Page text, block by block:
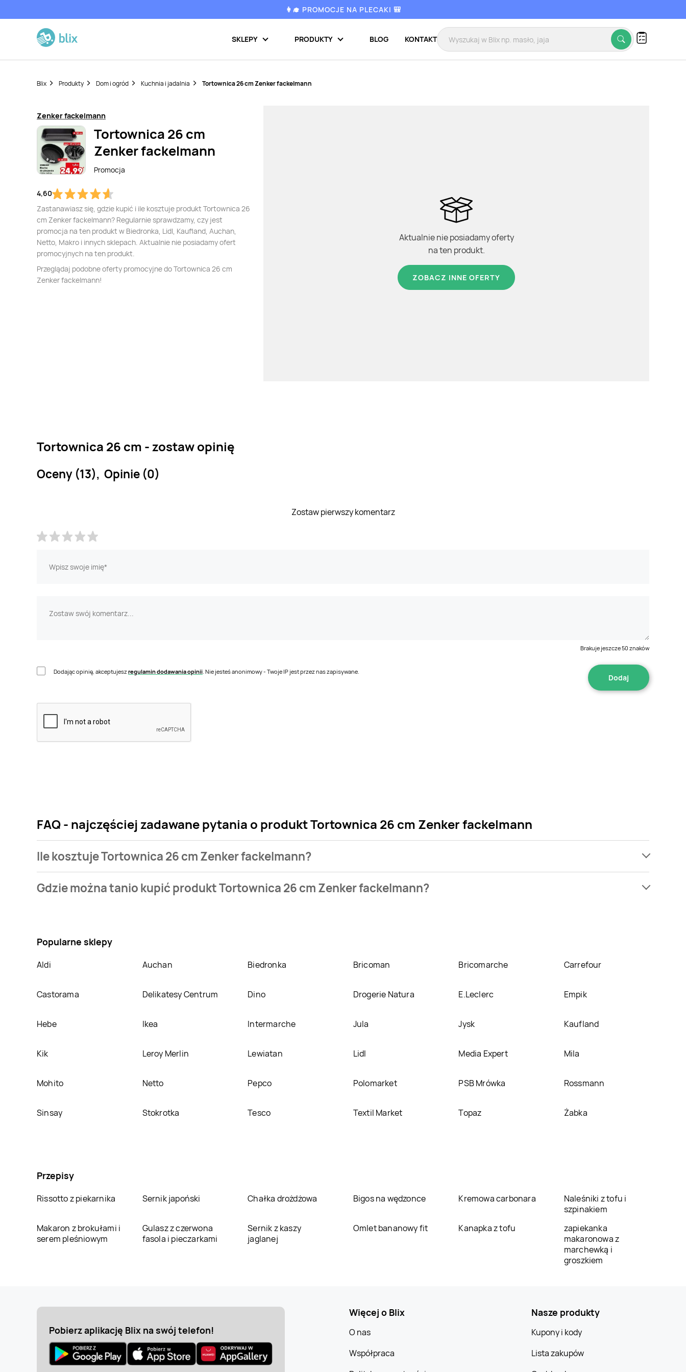
👩‍🎓 PROMOCJE NA PLECAKI 🎒
SKLEPY PRODUKTY BLOG KONTAKT
Blix Produkty Dom i ogród Kuchnia i jadalnia Tortownica 26 cm Zenker fackelmann
Zenker fackelmann
Tortownica 26 cm
Zenker fackelmann
Promocja
4,60
Zastanawiasz się, gdzie kupić i ile kosztuje produkt Tortownica 26
cm Zenker fackelmann? Regularnie sprawdzamy, czy jest
promocja na ten produkt w Biedronka, Lidl, Kaufland, Auchan,
Netto, Makro i innych sklepach. Aktualnie nie posiadamy ofert
promocyjnych na ten produkt.
Przeglądaj podobne oferty promocyjne do Tortownica 26 cm
Zenker fackelmann!
Aktualnie nie posiadamy oferty
na ten produkt.
ZOBACZ INNE OFERTY
Tortownica 26 cm - zostaw opinię
Oceny (13), Opinie (0)
Zostaw pierwszy komentarz
Brakuje jeszcze50 znaków
Dodając opinię, akceptujeszregulamin dodawania opinii . Nie jesteś anonimowy - Twoje IP jest przez nas zapisywane.
FAQ - najczęściej zadawane pytania o produkt Tortownica 26 cm Zenker fackelmann
Ile kosztuje Tortownica 26 cm Zenker fackelmann?
26 cm Zenker fackelmann kosztuje od 24,99 zł.
Gdzie można tanio kupić produkt Tortownica 26 cm Zenker fackelmann?
Popularne sklepy
Aldi Auchan Biedronka Bricoman Bricomarche Carrefour
Castorama Delikatesy Centrum Dino Drogerie Natura E.Leclerc Empik
Hebe Ikea Intermarche Jula Jysk Kaufland
Kik Leroy Merlin Lewiatan Lidl Media Expert Mila
Mohito Netto Pepco Polomarket PSB Mrówka Rossmann
Sinsay Stokrotka Tesco Textil Market Topaz Żabka
Przepisy
Rissotto z piekarnika Sernik japoński Chałka drożdżowa Bigos na wędzonce Kremowa carbonara
Naleśniki z tofu i
szpinakiem
Makaron z brokułami i
serem pleśniowym
Gulasz z czerwona
fasola i pieczarkami
Sernik z kaszy
jaglanej
Omlet bananowy fit Kanapka z tofu
zapiekanka
makaronowa z
marchewką i
groszkiem
Pobierz aplikację Blix na swój telefon!
Więcej o Blix
O nas
Współpraca
Nasze produkty
Kupony i kody
Lista zakupów